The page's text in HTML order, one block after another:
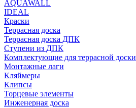
AQUAWALL
IDEAL
Краски
Террасная доска
Террасная доска ДПК
Ступени из ДПК
Комплектующие для террасной доски
Монтажные лаги
Кляймеры
Клипсы
Торцевые элементы
Инженерная доска